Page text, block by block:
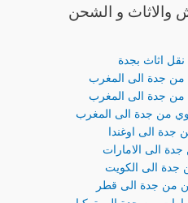
والاثاث و الشحن
اثاث بجدة
جدة الى المغرب
جدة الى المغرب
من جدة الى المغرب
الى اوغندا
الى الامارات
الى الكويت
من جدة الى قطر